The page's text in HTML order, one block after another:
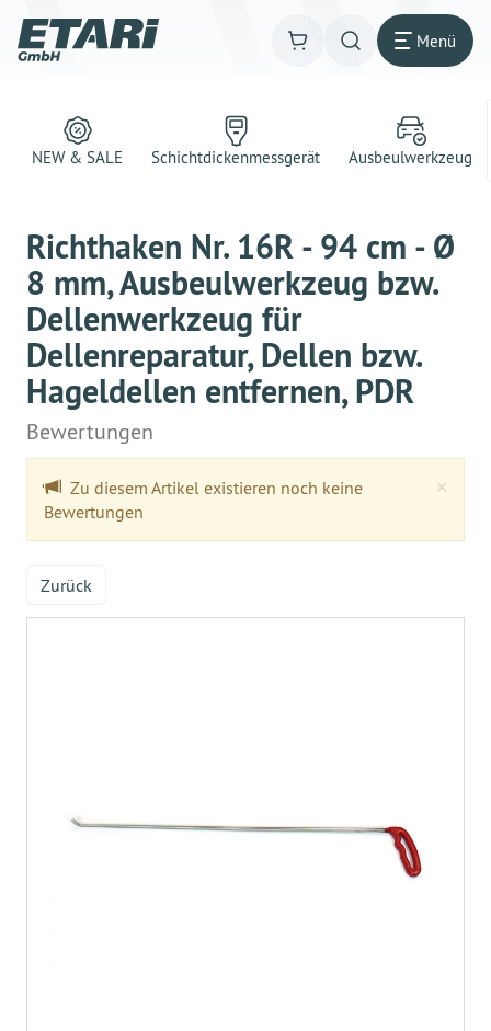
Menü
NEW & SALE Schichtdickenmessgerät Ausbeulwerkzeug
Richthaken Nr. 16R - 94 cm - Ø
8 mm, Ausbeulwerkzeug bzw.
Dellenwerkzeug für
Dellenreparatur, Dellen bzw.
Hageldellen entfernen, PDR
Bewertungen
×
Zu diesem Artikel existieren noch keine
Bewertungen
Zurück